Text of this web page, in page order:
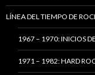
LÍNEA DEL TIEMPO DE
1967 – 1970: INICIOS
1971 – 1982: HARD